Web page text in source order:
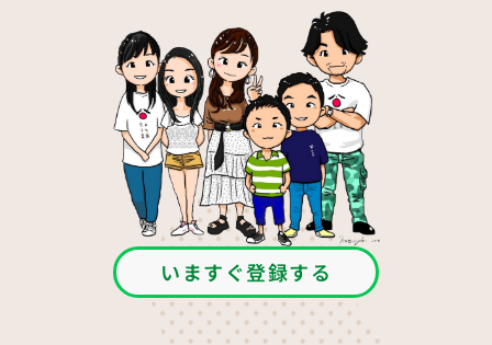
いますぐ登録する